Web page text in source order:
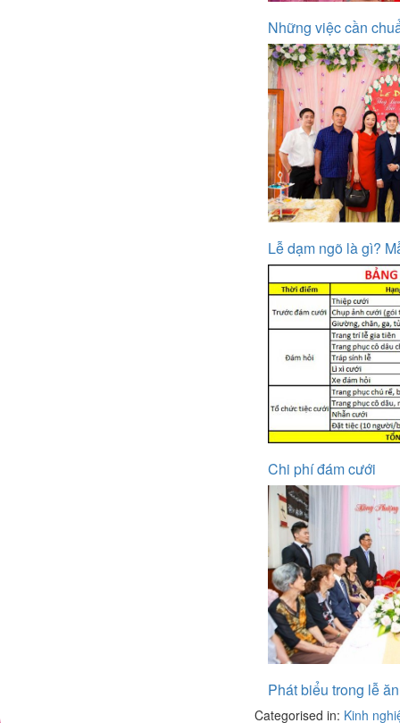
Những việc cần
Lễ dạm ngõ là gì?
Chi phí đám cưới
Phát biểu trong lễ
Categorised in: Kinh